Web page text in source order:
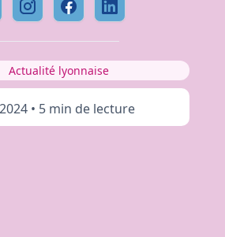
Actualité lyonnaise
• 5 min de lecture